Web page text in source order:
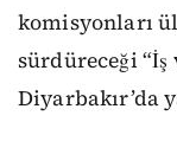
komisyonları
sürdüreceği “İş
Diyarbakır’da